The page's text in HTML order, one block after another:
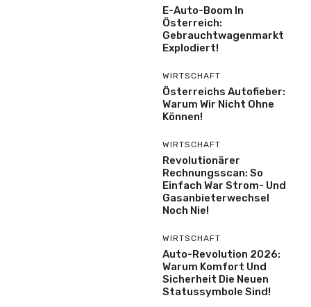
E-Auto-Boom In
Österreich:
Gebrauchtwagenmarkt
Explodiert!
WIRTSCHAFT
Österreichs Autofieber:
Warum Wir Nicht Ohne
Können!
WIRTSCHAFT
Revolutionärer
Rechnungsscan: So
Einfach War Strom- Und
Gasanbieterwechsel
Noch Nie!
WIRTSCHAFT
Auto-Revolution 2026:
Warum Komfort Und
Sicherheit Die Neuen
Statussymbole Sind!